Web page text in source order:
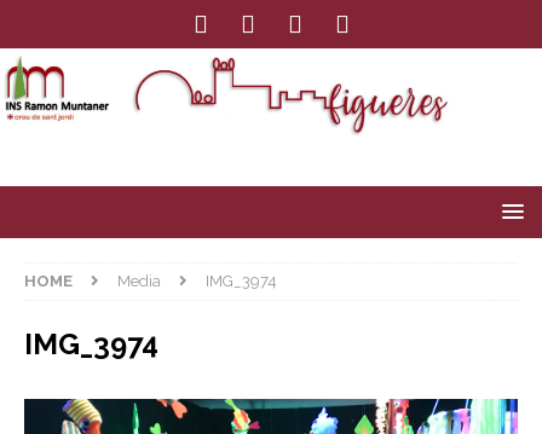
HOME Media IMG_3974
IMG_3974